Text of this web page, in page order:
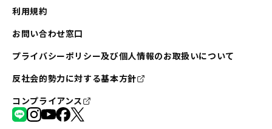
利用規約
お問い合わせ窓口
プライバシーポリシー及び個人情報のお取扱いについて
反社会的勢力に対する基本方針
コンプライアンス